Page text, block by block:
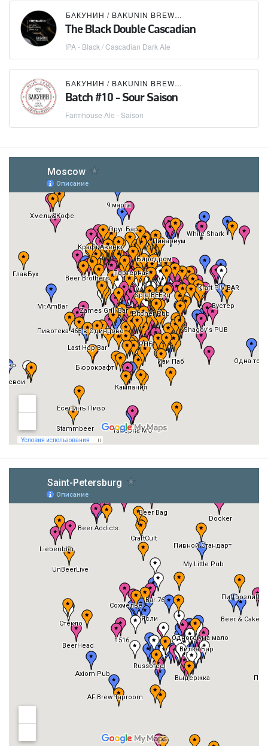
БАКУНИН / BAKUNIN BREWING CO.
The Black Double Cascadian
IPA - Black / Cascadian Dark Ale
БАКУНИН / BAKUNIN BREWING CO.
Batch #10 - Sour Saison
Farmhouse Ale - Saison